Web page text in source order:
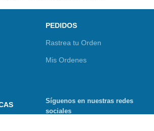
PEDIDOS
Rastrea tu Orden
Mis Ordenes
Síguenos en nuestras redes
sociales